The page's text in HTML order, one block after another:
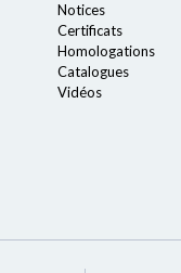
Notices
Certificats
Homologations
Catalogues
Vidéos
les